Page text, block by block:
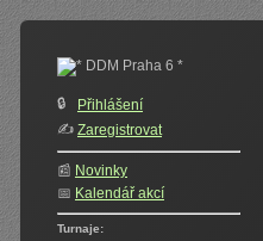
🔒
Přihlášení
✍️‍ Zaregistrovat
📰 Novinky
📅 Kalendář akcí
Turnaje: